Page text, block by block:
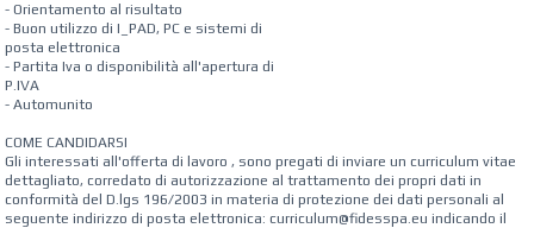
- Orientamento al risultato
- Buon utilizzo di I_PAD, PC e sistemi di
posta elettronica
- Partita Iva o disponibilità all'apertura di
P.IVA
- Automunito
COME CANDIDARSI
Gli interessati all'offerta di lavoro , sono pregati di inviare un curriculum vitae
dettagliato, corredato di autorizzazione al trattamento dei propri dati in
conformità del D.lgs 196/2003 in materia di protezione dei dati personali al
seguente indirizzo di posta elettronica: curriculum@fidesspa.eu indicando il